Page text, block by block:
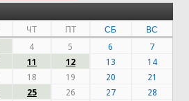
ЧТ ПТ СБ
ВС
4 5 6
7
11 12 13
14
18 19 20
21
25 26 27
28